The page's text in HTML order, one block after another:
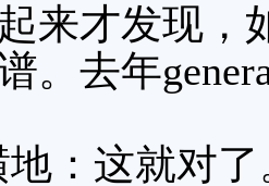
来才发现，
。去年
地：这就对